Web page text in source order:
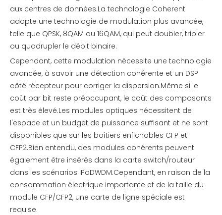
aux centres de données.La technologie Coherent
adopte une technologie de modulation plus avancée,
telle que QPSK, 8QAM ou 16QAM, qui peut doubler, tripler
ou quadrupler le débit binaire.
Cependant, cette modulation nécessite une technologie
avancée, à savoir une détection cohérente et un DSP
côté récepteur pour corriger la dispersion.Même si le
coût par bit reste préoccupant, le coût des composants
est très élevé.Les modules optiques nécessitent de
l'espace et un budget de puissance suffisant et ne sont
disponibles que sur les boîtiers enfichables CFP et
CFP2.Bien entendu, des modules cohérents peuvent
également être insérés dans la carte switch/routeur
dans les scénarios IPoDWDM.Cependant, en raison de la
consommation électrique importante et de la taille du
module CFP/CFP2, une carte de ligne spéciale est
requise.